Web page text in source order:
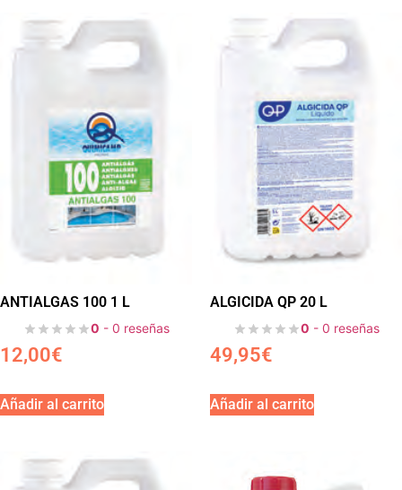
ANTIALGAS 100 1 L
0 - 0 reseñas
12,00€
Añadir al carrito
ALGICIDA QP 20 L
0 - 0 reseñas
49,95€
Añadir al carrito